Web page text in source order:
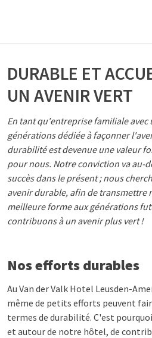
DURABLE ET
UN AVENIR VERT
En tant qu'entreprise familiale
générations dédiée à façonner
durabilité est devenue une valeur
pour nous. Notre conviction va au-
succès dans le présent ; nous
avenir durable, afin de transmettre
meilleure forme aux générations
contribuons à un avenir plus vert !
Nos efforts durables
Au Van der Valk Hotel Leusden-
même de petits efforts peuvent
termes de durabilité. C'est
et autour de notre hôtel, de